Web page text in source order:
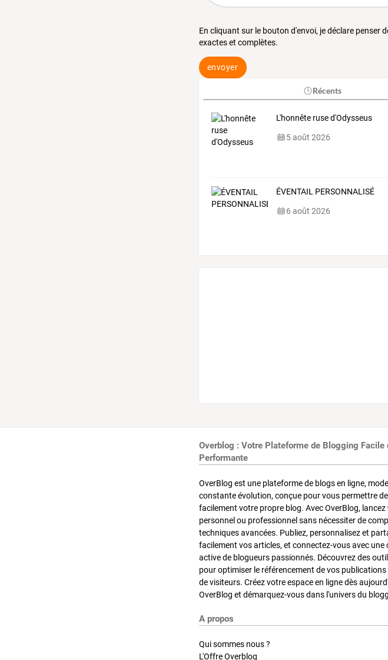
En cliquant sur le bouton d'envoi, je déclare
exactes et complètes.
envoyer
Récents
L'honnête ruse d'Odysseus
5 août 2026
ÉVENTAIL PERSONNALISÉ
6 août 2026
Overblog : Votre Plateforme de Blogging Facile
Performante
OverBlog est une plateforme de blogs en ligne,
constante évolution, conçue pour vous permettre
facilement votre propre blog. Avec OverBlog, lancez
personnel ou professionnel sans nécessiter de
techniques avancées. Publiez, personnalisez et
facilement vos articles, et connectez-vous avec une
active de blogueurs passionnés. Découvrez des
pour optimiser le référencement de vos
de visiteurs. Créez votre espace en ligne dès
OverBlog et démarquez-vous dans l'univers du
A propos
Qui sommes nous ?
L'Offre Overblog